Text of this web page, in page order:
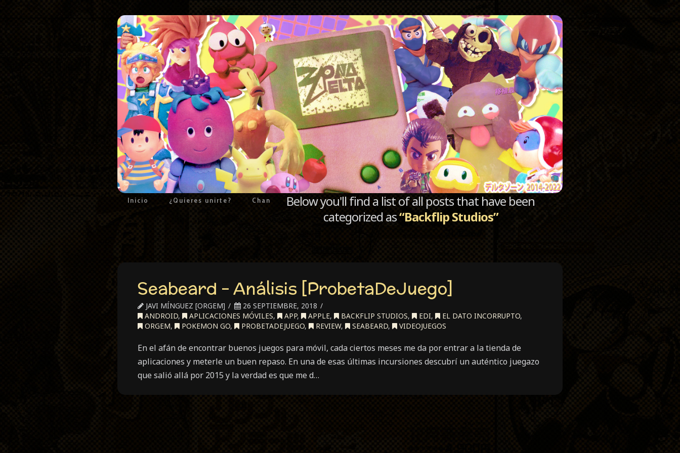
Inicio ¿Quieres unirte? Chan
Below you'll find a list of all posts that have been
categorized as“Backflip Studios”
Seabeard – Análisis [ProbetaDeJuego]
JAVI MÍNGUEZ [ORGEM]
26 SEPTIEMBRE, 2018
ANDROID, APLICACIONES MÓVILES, APP, APPLE, BACKFLIP STUDIOS, EDI, EL DATO INCORRUPTO,
ORGEM, POKEMON GO, PROBETADEJUEGO, REVIEW, SEABEARD, VIDEOJUEGOS
En el afán de encontrar buenos juegos para móvil, cada ciertos meses me da por entrar a la tienda de
aplicaciones y meterle un buen repaso. En una de esas últimas incursiones descubrí un auténtico juegazo
que salió allá por 2015 y la verdad es que me d…